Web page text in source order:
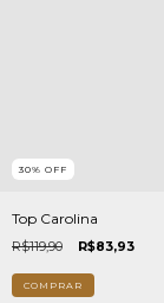
30% OFF
Top Carolina
R$119,90 R$83,93
COMPRAR